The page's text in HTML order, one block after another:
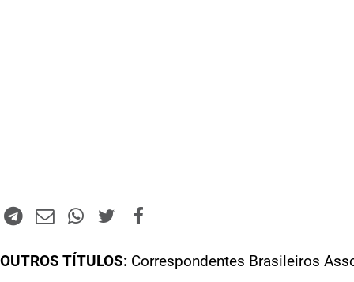
OUTROS TÍTULOS: Correspondentes Brasileiros